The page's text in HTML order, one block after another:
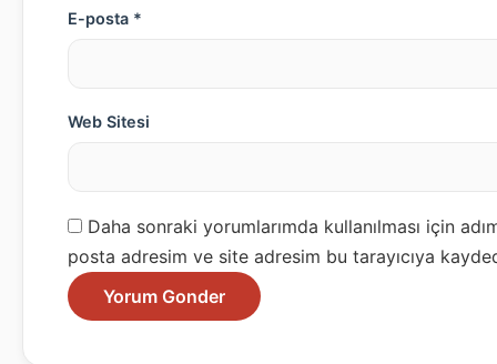
E-posta *
Web Sitesi
Daha sonraki yorumlarımda kullanılması için
posta adresim ve site adresim bu tarayıcıya